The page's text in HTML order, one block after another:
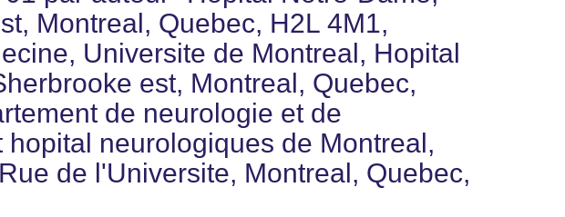
Montreal, Quebec, H2L 4M1,
Universite de Montreal, Hopital
est, Montreal, Quebec,
de neurologie et de
neurologiques de Montreal,
de l'Universite, Montreal, Quebec,